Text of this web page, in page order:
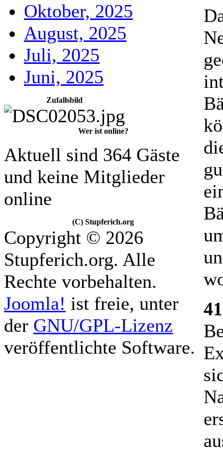
Oktober, 2025
August, 2025
Juli, 2025
Juni, 2025
Zufallsbild
Wer ist online?
Aktuell sind 364 Gäste
und keine Mitglieder
online
(C) Stupferich.org
Copyright © 2026
Stupferich.org. Alle
Rechte vorbehalten.
Joomla! ist freie, unter
der GNU/GPL-Lizenz
veröffentlichte Software.